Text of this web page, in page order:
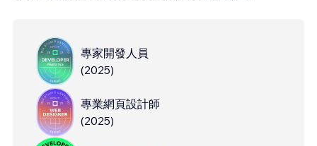
專家開發人員
(2025)
專業網頁設計師
(2025)